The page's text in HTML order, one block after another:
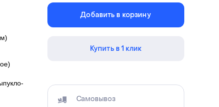
Добавить в корзину
Купить в 1 клик
Самовывоз